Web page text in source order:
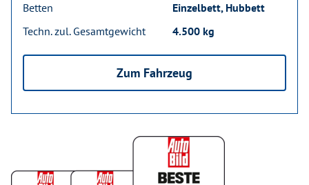
Betten
Einzelbett, Hubbett
Techn. zul. Gesamtgewicht
4.500 kg
Zum Fahrzeug